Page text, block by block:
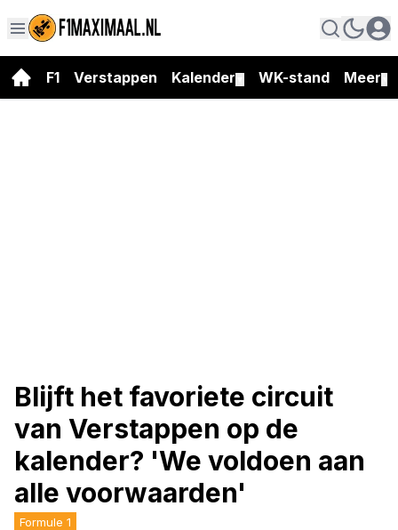
F1 Verstappen Kalender WK-stand Meer
Blijft het favoriete circuit
van Verstappen op de
kalender? 'We voldoen aan
alle voorwaarden'
Formule 1